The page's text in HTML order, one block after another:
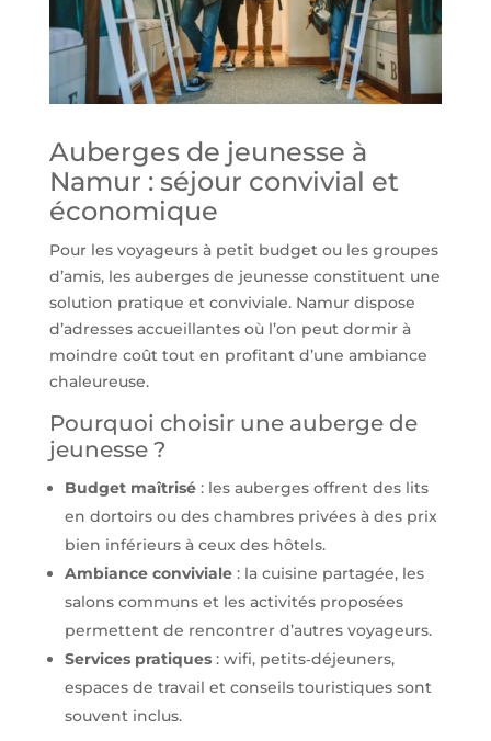
Auberges de jeunesse à
Namur : séjour convivial et
économique
Pour les voyageurs à petit budget ou les groupes
d’amis, les auberges de jeunesse constituent une
solution pratique et conviviale. Namur dispose
d’adresses accueillantes où l’on peut dormir à
moindre coût tout en profitant d’une ambiance
chaleureuse.
Pourquoi choisir une auberge de
jeunesse ?
Budget maîtrisé: les auberges offrent des lits
en dortoirs ou des chambres privées à des prix
bien inférieurs à ceux des hôtels.
Ambiance conviviale: la cuisine partagée, les
salons communs et les activités proposées
permettent de rencontrer d’autres voyageurs.
Services pratiques: wifi, petits‑déjeuners,
espaces de travail et conseils touristiques sont
souvent inclus.